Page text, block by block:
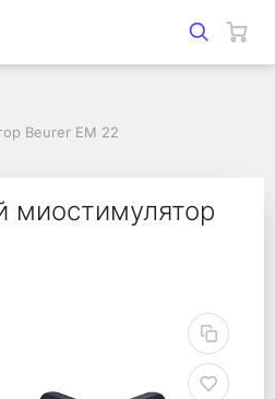
Beurer EM 22
Beurer EM 22
миостимулятор